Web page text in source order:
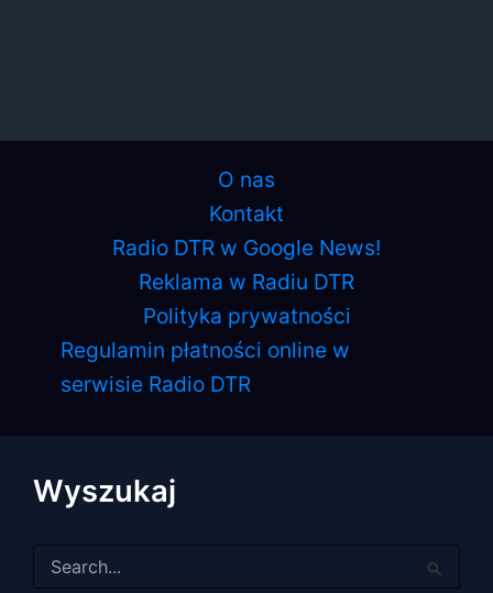
O nas
Kontakt
Radio DTR w Google News!
Reklama w Radiu DTR
Polityka prywatności
Regulamin płatności online w
serwisie Radio DTR
Wyszukaj
dla: